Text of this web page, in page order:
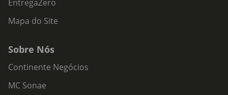
EntregaZero
Mapa do Site
Sobre Nós
Continente Negócios
MC Sonae